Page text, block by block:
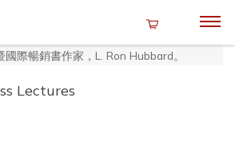
國際暢銷書作家，L. Ron Hubbard。
Lectures